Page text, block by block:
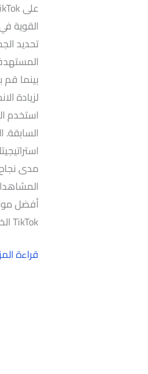
القوية
تحديد
بينما
استخدم
السابقة.
مدى
TikTok الخاص بك. يعتمد تحديد أوقات النشر الفعالة على
قراءة